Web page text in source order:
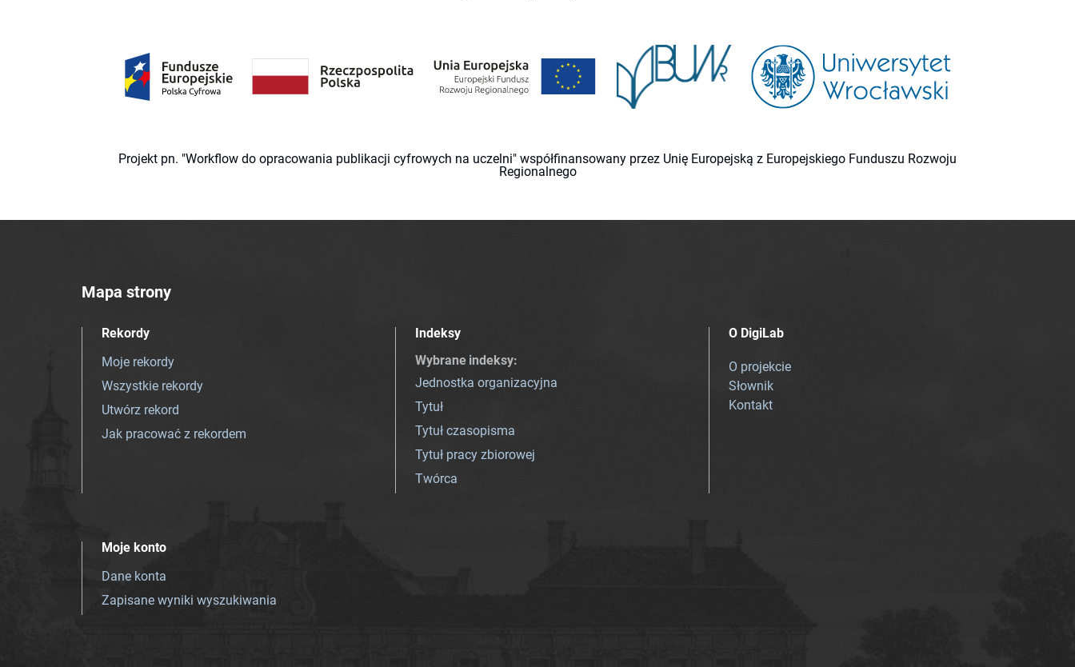
Projekt pn. "Workflow do opracowania publikacji cyfrowych na uczelni" współfinansowany przez Unię Europejską z Europejskiego Funduszu Rozwoju
Regionalnego
Mapa strony
Rekordy
Moje rekordy
Wszystkie rekordy
Utwórz rekord
Jak pracować z rekordem
Indeksy
Wybrane indeksy:
Jednostka organizacyjna
Tytuł
Tytuł czasopisma
Tytuł pracy zbiorowej
Twórca
O DigiLab
O projekcie
Słownik
Kontakt
Moje konto
Dane konta
Zapisane wyniki wyszukiwania